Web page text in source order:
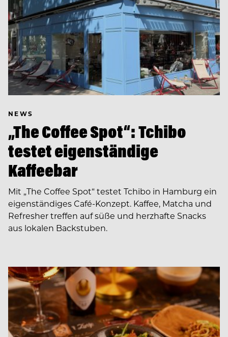
NEWS
„The Coffee Spot“: Tchibo
testet eigenständige
Kaffeebar
Mit „The Coffee Spot“ testet Tchibo in Hamburg ein
eigenständiges Café-Konzept. Kaffee, Matcha und
Refresher treffen auf süße und herzhafte Snacks
aus lokalen Backstuben.